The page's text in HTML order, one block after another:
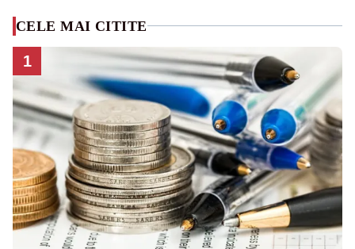
CELE MAI CITITE
1